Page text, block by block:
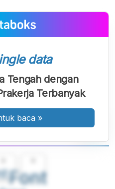
Font
data
Tengah dengan
Terbanyak
baca »